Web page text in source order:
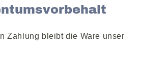
Zahlung bleibt die Ware unser